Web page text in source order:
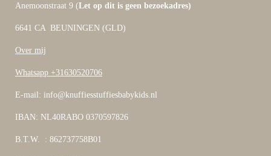
Anemoonstraat 9 (Let op dit is geen bezoekadres)
6641 CA BEUNINGEN (GLD)
Over mij
Whatsapp +31630520706
E-mail: info@knuffiesstuffiesbabykids.nl
IBAN: NL40RABO 0370597826
B.T.W. : 862737758B01